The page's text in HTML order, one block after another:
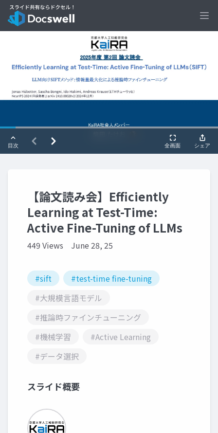
【論文読み会】Efficiently
Learning at Test-Time:
Active Fine-Tuning of LLMs
449 Views June 28, 25
#sift
#test-time fine-tuning
#大規模言語モデル
#推論時ファインチューニング
#機械学習
#Active Learning
#データ選択
スライド概要